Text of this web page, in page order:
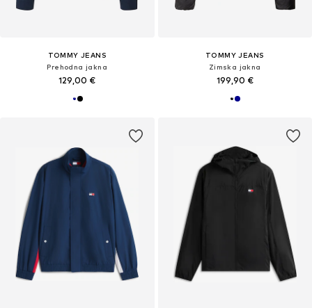
TOMMY JEANS
Prehodna jakna
129,00 €
TOMMY JEANS
Zimska jakna
199,90 €